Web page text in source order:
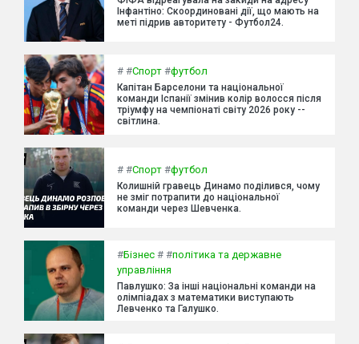
Інфантіно: Скоординовані дії, що мають на
меті підрив авторитету - Футбол24.
# #Спорт #футбол
Капітан Барселони та національної
команди Іспанії змінив колір волосся після
тріумфу на чемпіонаті світу 2026 року --
світлина.
# #Спорт #футбол
Колишній гравець Динамо поділився, чому
не зміг потрапити до національної
команди через Шевченка.
#Бізнес # #політика та державне
управління
Павлушко: За інші національні команди на
олімпіадах з математики виступають
Левченко та Галушко.